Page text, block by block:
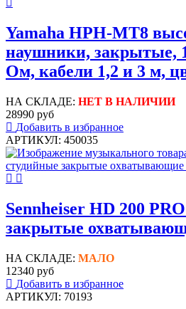
Yamaha HPH-MT8
наушники, закрытые,
Ом, кабели 1,2 и 3 м,
НА СКЛАДЕ: НЕТ В НАЛИЧИИ
28990 руб
Добавить в избранное
АРТИКУЛ: 450035
Sennheiser HD 200
закрытые
НА СКЛАДЕ: МАЛО
12340 руб
Добавить в избранное
АРТИКУЛ: 70193